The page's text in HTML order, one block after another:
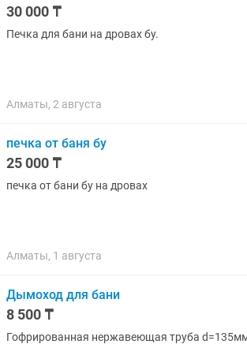
30 000 ₸
Печка для бани на дровах бу.
Алматы, 2 августа
печка от баня бу
25 000 ₸
печка от бани бу на дровах
Алматы, 1 августа
Дымоход для бани
8 500 ₸
Гофрированная нержавеющая труба